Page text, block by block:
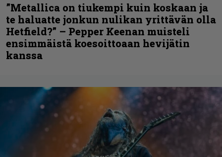
”Metallica on tiukempi kuin koskaan ja
te haluatte jonkun nulikan yrittävän olla
Hetfield?” – Pepper Keenan muisteli
ensimmäistä koesoittoaan hevijätin
kanssa